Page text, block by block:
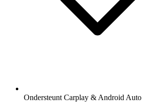
Ondersteunt Carplay & Android Auto